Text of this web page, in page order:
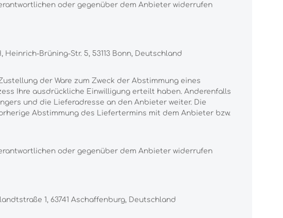
oder gegenüber dem Anbieter widerrufen
Brüning-Str. 5, 53113 Bonn, Deutschland
der Ware zum Zweck der Abstimmung eines
Ihre ausdrückliche Einwilligung erteilt haben. Anderenfalls
und die Lieferadresse an den Anbieter weiter. Die
Abstimmung des Liefertermins mit dem Anbieter bzw.
oder gegenüber dem Anbieter widerrufen
1, 63741 Aschaffenburg, Deutschland